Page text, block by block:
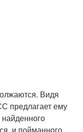
Видя
предлагает ему
найденного
и пойманного